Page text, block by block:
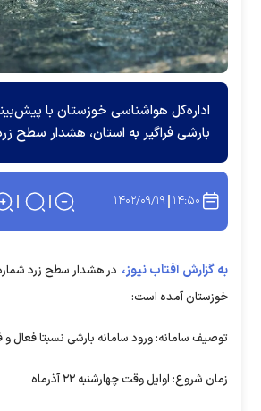
اداره‌کل هواشناسی خوزستان با
بارشی فراگیر به استان، هشدار سطح
۱۴:۵۰ ۱۴۰۲/۰۹/۱۹
به گزارش آفتاب نیوز،
خوزستان آمده است:
توصیف سامانه: ورود سامانه بارشی نسبتا فعال و
زمان شروع: اوایل وقت چهارشنبه ۲۲ آذرماه